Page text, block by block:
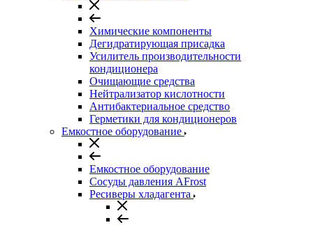
Химические компоненты
Дегидратирующая присадка
Усилитель производительности
кондиционера
Очищающие средства
Нейтрализатор кислотности
Антибактериальное средство
Герметики для кондиционеров
Емкостное оборудование
Емкостное оборудование
Сосуды давления AFrost
Ресиверы хладагента